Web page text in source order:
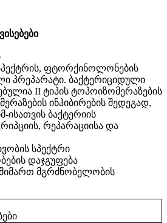
ფტორქინოლონების
პრეპარატი. ბაქტერიციდული
II ტიპის ტოპოიზომერაზების
ინჰიბირების შედეგად,
ბაქტერიის
რეპარაციისა და
სპექტრი
დაჯგუფება
მგრძნობელობის